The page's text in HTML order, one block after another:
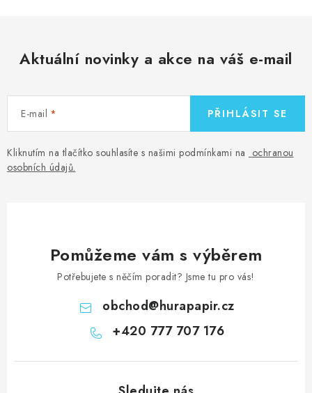
Aktuální novinky a akce na váš e-mail
E-mail
Kliknutím na tlačítko souhlasíte s našimi podmínkami na ochranou
osobních údajů.
PŘIHLÁSIT SE
Pomůžeme vám s výběrem
Potřebujete s něčím poradit? Jsme tu pro vás!
obchod@hurapapir.cz
+420 777 707 176